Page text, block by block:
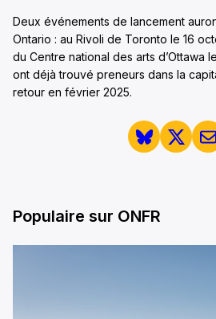
Deux événements de lancement
Ontario : au Rivoli de Toronto le 16
du Centre national des arts d’Ottawa
ont déjà trouvé preneurs dans la
retour en février 2025.
Populaire sur ONFR